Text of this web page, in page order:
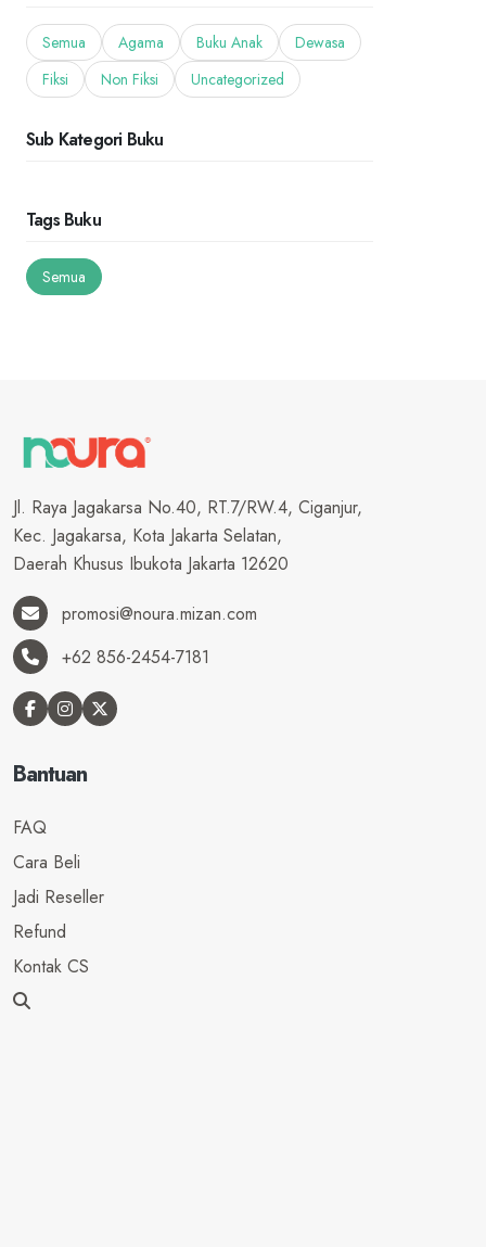
Semua Agama Buku Anak
Dewasa
Fiksi
Non Fiksi Uncategorized
Sub Kategori Buku
Tags Buku
Semua
Jl. Raya Jagakarsa No.40, RT.7/RW.4, Ciganjur,
Kec. Jagakarsa, Kota Jakarta Selatan,
Daerah Khusus Ibukota Jakarta 12620
promosi@noura.mizan.com
+62 856-2454-7181
Bantuan
FAQ
Cara Beli
Jadi Reseller
Refund
Kontak CS